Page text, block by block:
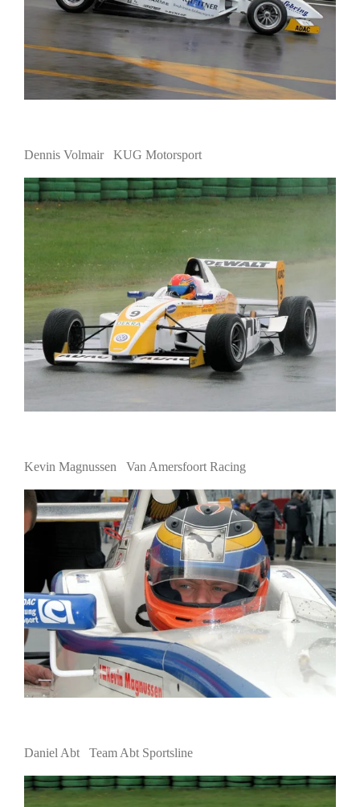
Dennis Volmair KUG Motorsport
Kevin Magnussen Van Amersfoort Racing
Daniel Abt Team Abt Sportsline